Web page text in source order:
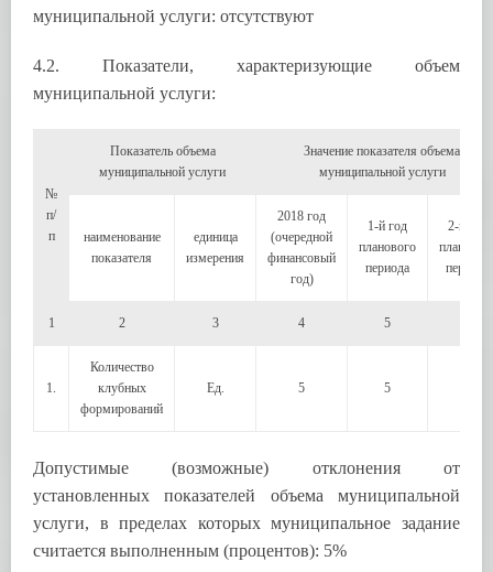
муниципальной услуги: отсутствуют
4.2. Показатели, характеризующие объем
муниципальной услуги:
№
п/
п
Показатель объема
муниципальной услуги
Значение показателя объема
муниципальной услуги
наименование
показателя
единица
измерения
2018 год
(очередной
финансовый
год)
1-й год
планового
периода
2-й год
периода
1 2 3 4 5
1.
Количество
клубных
формирований
Ед. 5 5
Допустимые (возможные) отклонения от
установленных показателей объема муниципальной
услуги, в пределах которых муниципальное задание
считается выполненным (процентов): 5%